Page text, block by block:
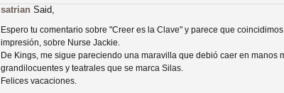
satrian Said,
Espero tu comentario sobre "Creer es la Clave" y parece que
impresión, sobre Nurse Jackie.
De Kings, me sigue pareciendo una maravilla que debió caer en manos
grandilocuentes y teatrales que se marca Silas.
Felices vacaciones.